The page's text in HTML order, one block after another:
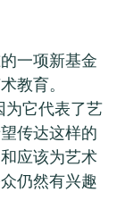
一项新基金
教育。
为它代表了艺
传达这样的
应该为艺术
仍然有兴趣